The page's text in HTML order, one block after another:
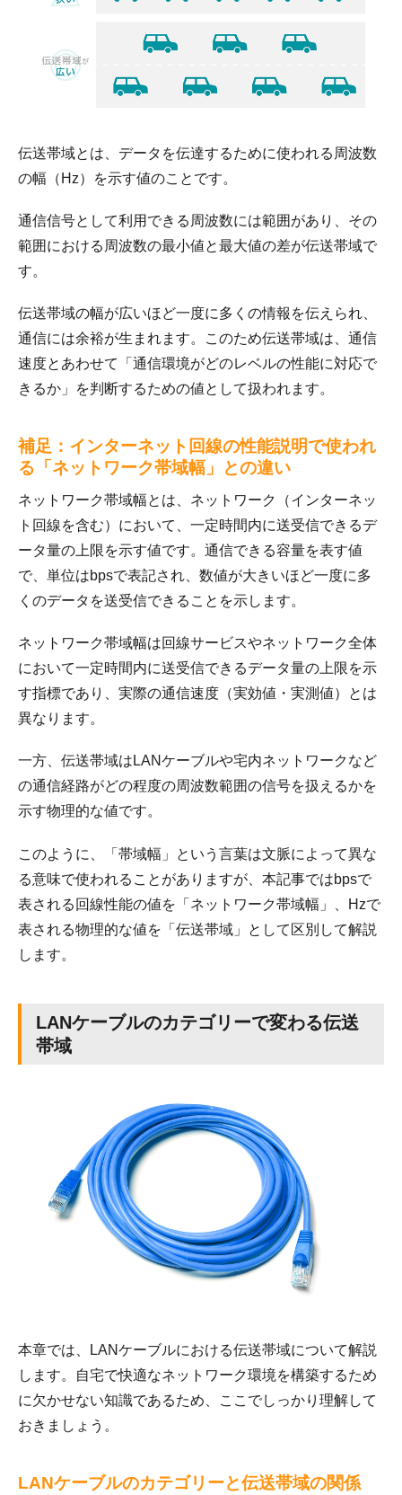
伝送帯域とは、データを伝達するために使われる周波数
の幅（Hz）を示す値のことです。
通信信号として利用できる周波数には範囲があり、その
範囲における周波数の最小値と最大値の差が伝送帯域で
す。
伝送帯域の幅が広いほど一度に多くの情報を伝えられ、
通信には余裕が生まれます。このため伝送帯域は、通信
速度とあわせて「通信環境がどのレベルの性能に対応で
きるか」を判断するための値として扱われます。
補足：インターネット回線の性能説明で使われ
る「ネットワーク帯域幅」との違い
ネットワーク帯域幅とは、ネットワーク（インターネッ
ト回線を含む）において、一定時間内に送受信できるデ
ータ量の上限を示す値です。通信できる容量を表す値
で、単位はbpsで表記され、数値が大きいほど一度に多
くのデータを送受信できることを示します。
ネットワーク帯域幅は回線サービスやネットワーク全体
において一定時間内に送受信できるデータ量の上限を示
す指標であり、実際の通信速度（実効値・実測値）とは
異なります。
一方、伝送帯域はLANケーブルや宅内ネットワークなど
の通信経路がどの程度の周波数範囲の信号を扱えるかを
示す物理的な値です。
このように、「帯域幅」という言葉は文脈によって異な
る意味で使われることがありますが、本記事ではbpsで
表される回線性能の値を「ネットワーク帯域幅」、Hzで
表される物理的な値を「伝送帯域」として区別して解説
します。
LANケーブルのカテゴリーで変わる伝送
帯域
本章では、LANケーブルにおける伝送帯域について解説
します。自宅で快適なネットワーク環境を構築するため
に欠かせない知識であるため、ここでしっかり理解して
おきましょう。
LANケーブルのカテゴリーと伝送帯域の関係